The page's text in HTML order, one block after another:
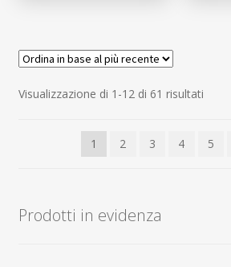
Visualizzazione di 1-12 di 61 risultatiOrdina
al
1 2 3 4 5
Prodotti in evidenza